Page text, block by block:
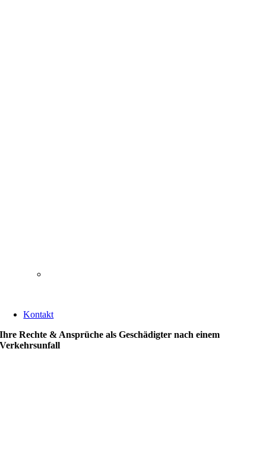
Kontakt
Ihre Rechte & Ansprüche als Geschädigter nach einem
Verkehrsunfall